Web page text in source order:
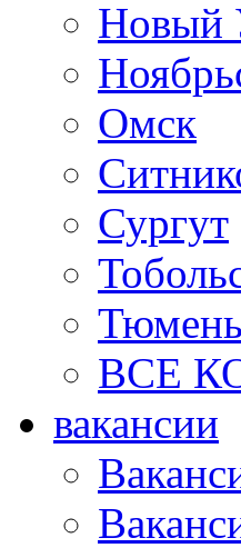
Новый
Омск
Сургут
Тюмень
ВСЕ
вакансии